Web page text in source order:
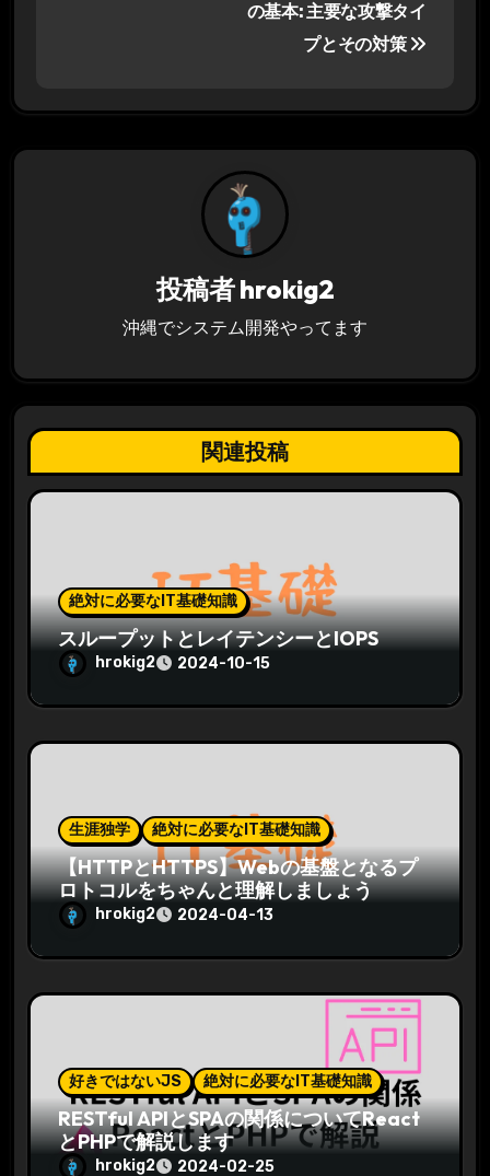
ゲ
ー
の基本: 主要な攻撃タイ
プとその対策
投稿者hrokig2
沖縄でシステム開発やってます
関連投稿
絶対に必要なIT基礎知識
スループットとレイテンシーとIOPS
hrokig2 2024-10-15
生涯独学 絶対に必要なIT基礎知識
【HTTPとHTTPS】Webの基盤となるプ
ロトコルをちゃんと理解しましょう
hrokig2 2024-04-13
好きではないJS 絶対に必要なIT基礎知識
RESTful APIとSPAの関係についてReact
とPHPで解説します
hrokig2 2024-02-25